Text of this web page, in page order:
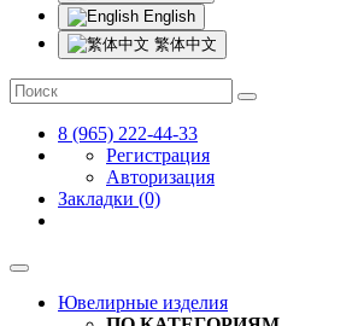
English
繁体中文
8 (965) 222-44-33
Регистрация
Авторизация
Закладки (0)
Ювелирные изделия